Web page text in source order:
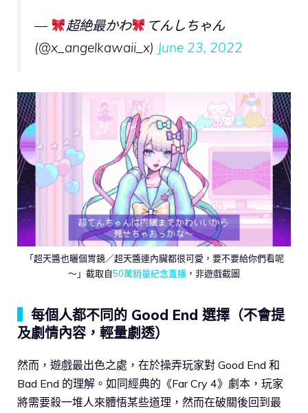
— 超絶最かわ
てんしちゃん
(@x_angelkawaii_x) June 23, 2022
「超天醬也曬個胃鏡／超天醬連內臟都很可愛，要不要給你們看呢
～」截取自50萬銷量紀念直播 ，非遊戲截圖
每個人都不同的 Good End 選擇（不會提
及劇情內容，輕量劇透）
然而，遊戲最出色之處，在於操弄玩家對 Good End 和
Bad End 的理解。如同經典的《Far Cry 4》劇本，玩家
將需要殺一堆人來體悟某些道理，然而在破關後回到最